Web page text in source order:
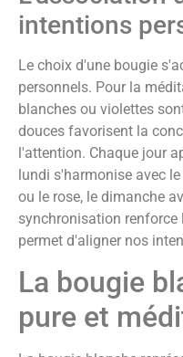
intentions
Le choix d'une bougie
personnels. Pour la
blanches ou violettes
douces favorisent la
l'attention. Chaque jour
lundi s'harmonise avec
ou le rose, le dimanche
synchronisation
permet d'aligner nos
La bougie
pure et